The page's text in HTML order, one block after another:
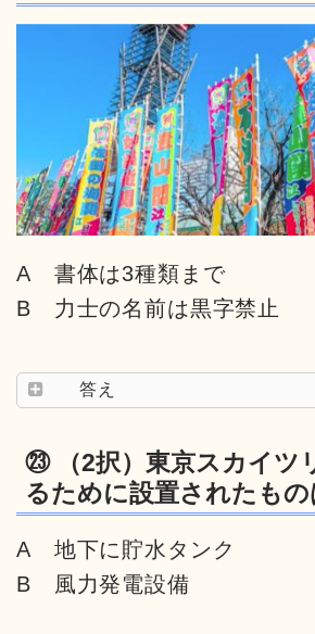
A 書体は3種類まで
B 力士の名前は黒字禁止
答え
㉓ （2択）東京スカイツ
るために設置されたもの
A 地下に貯水タンク
B 風力発電設備